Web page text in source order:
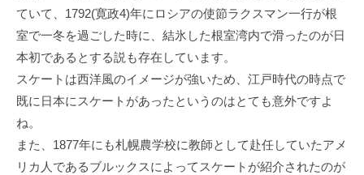
ていて、1792(寛政4)年にロシアの使節ラクスマン一行が根
室で一冬を過ごした時に、結氷した根室湾内で滑ったのが日
本初であるとする説も存在しています。
スケートは西洋風のイメージが強いため、江戸時代の時点で
既に日本にスケートがあったというのはとても意外ですよ
ね。
また、1877年にも札幌農学校に教師として赴任していたアメ
リカ人であるブルックスによってスケートが紹介されたのが